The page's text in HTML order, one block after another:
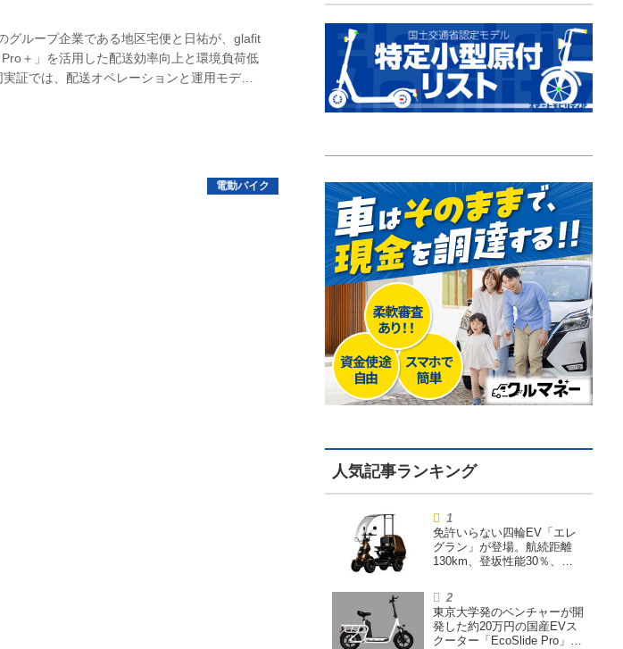
グループ企業である地区宅便と日祐が、glafit
＋」を活用した配送効率向上と環境負荷低
証では、配送オペレーションと運用モデル
免許いらない四輪EV「エレ
グラン」が登場。航続距離
130km、登坂性能30％、
東京大学発のベンチャーが開
発した約20万円の国産EVス
クーター「EcoSlide Pro」が